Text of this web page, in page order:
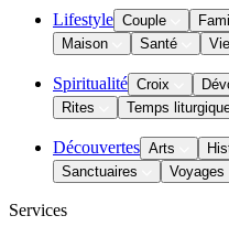
Lifestyle Couple
Maison
Santé
Spiritualité Croix
Rites
Temps
Découvertes Arts
Sanctuaires
Voyages
Services